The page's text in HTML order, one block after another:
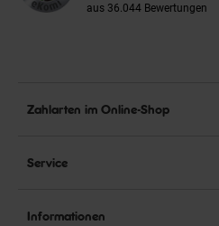
aus 36.044 Bewertungen
Zahlarten im Online-Shop
Service
Informationen